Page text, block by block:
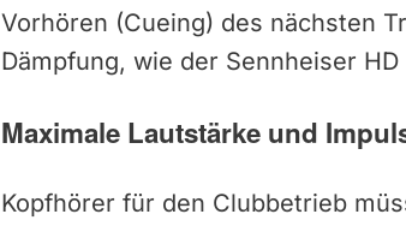
Vorhören (Cueing) des nächsten
Dämpfung, wie der Sennheiser
Maximale Lautstärke und
Kopfhörer für den Clubbetrieb